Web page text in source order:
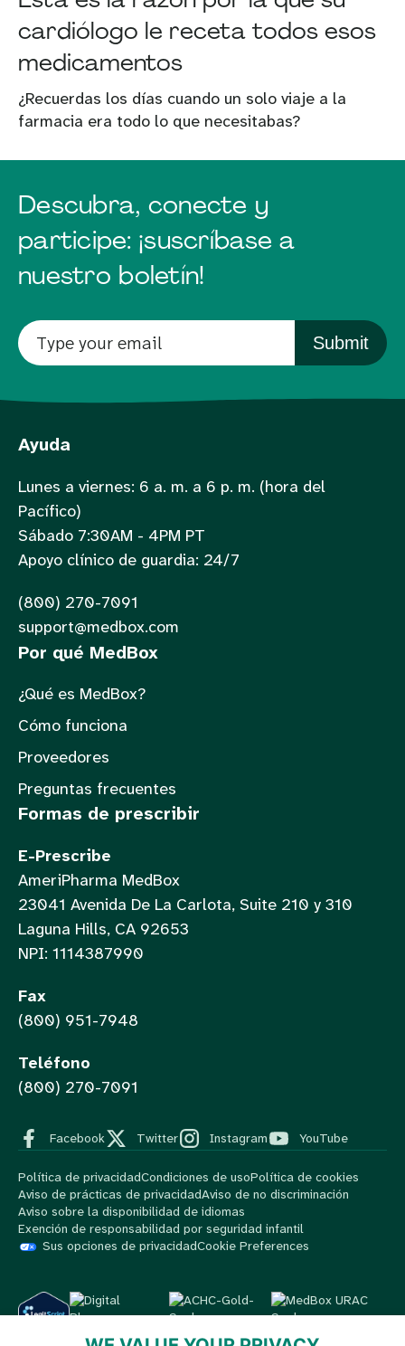
cardiólogo le receta todos esos
medicamentos
¿Recuerdas los días cuando un solo viaje a la
farmacia era todo lo que necesitabas?
Descubra, conecte y
participe: ¡suscríbase a
nuestro boletín!
Submit
Ayuda
Lunes a viernes: 6 a. m. a 6 p. m. (hora del
Pacífico)
Sábado 7:30AM - 4PM PT
Apoyo clínico de guardia: 24/7
(800) 270-7091
support@medbox.com
Por qué MedBox
¿Qué es MedBox?
Cómo funciona
Proveedores
Preguntas frecuentes
Formas de prescribir
E-Prescribe
AmeriPharma MedBox
23041 Avenida De La Carlota, Suite 210 y 310
Laguna Hills, CA 92653
NPI: 1114387990
Fax
(800) 951-7948
Teléfono
(800) 270-7091
Facebook Twitter Instagram YouTube
Política de privacidadCondiciones de usoPolítica de cookies
Aviso de prácticas de privacidadAviso de no discriminación
Aviso sobre la disponibilidad de idiomas
Exención de responsabilidad por seguridad infantil
Sus opciones de privacidadCookie Preferences